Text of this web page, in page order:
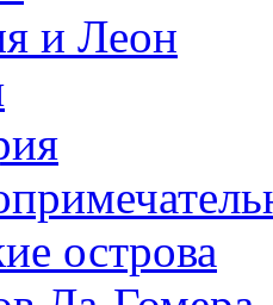
и Леон
острова